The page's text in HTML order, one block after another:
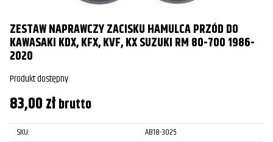
ZESTAW NAPRAWCZY ZACISKU HAMULCA PRZÓD DO
KAWASAKI KDX, KFX, KVF, KX SUZUKI RM 80-700 1986-
2020
Produkt dostępny
83,00złbrutto
SKU:
AB18-3025